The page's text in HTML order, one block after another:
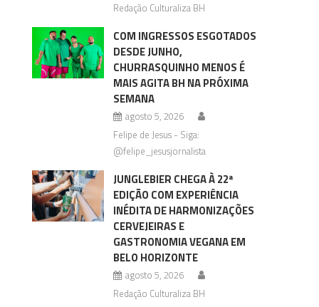
Redação Culturaliza BH
COM INGRESSOS ESGOTADOS
DESDE JUNHO,
CHURRASQUINHO MENOS É
MAIS AGITA BH NA PRÓXIMA
SEMANA
agosto 5, 2026
Felipe de Jesus - Siga:
@felipe_jesusjornalista
JUNGLEBIER CHEGA À 22ª
EDIÇÃO COM EXPERIÊNCIA
INÉDITA DE HARMONIZAÇÕES
CERVEJEIRAS E
GASTRONOMIA VEGANA EM
BELO HORIZONTE
agosto 5, 2026
Redação Culturaliza BH